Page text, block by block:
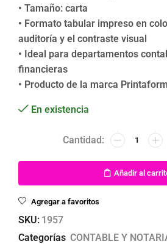
• Tamaño: carta
• Formato tabular impreso en
auditoría y el contraste visual
• Ideal para departamentos
financieras
• Producto de la marca Printaform
En existencia
Añadir al
Agregar a favoritos
SKU: 1957
Categorías CONTABLE Y